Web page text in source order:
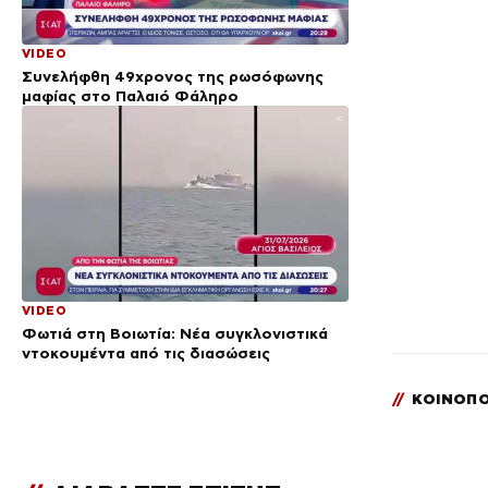
VIDEO
Συνελήφθη 49χρονος της ρωσόφωνης
μαφίας στο Παλαιό Φάληρο
VIDEO
Φωτιά στη Βοιωτία: Νέα συγκλονιστικά
ντοκουμέντα από τις διασώσεις
//